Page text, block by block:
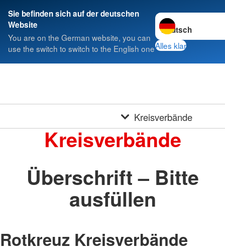
Sie befinden sich auf der deutschen
Website
You are on the German website, you can
use the switch to switch to the English one
Sprache wechseln
Alles klar
Kreisverbände
Kreisverbände
Überschrift – Bitte
ausfüllen
Rotkreuz Kreisverbände